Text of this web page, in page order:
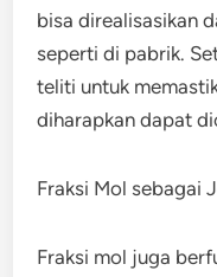
bisa direalisasikan
seperti di pabrik.
teliti untuk
diharapkan dapat
Fraksi Mol sebagai
Fraksi mol juga